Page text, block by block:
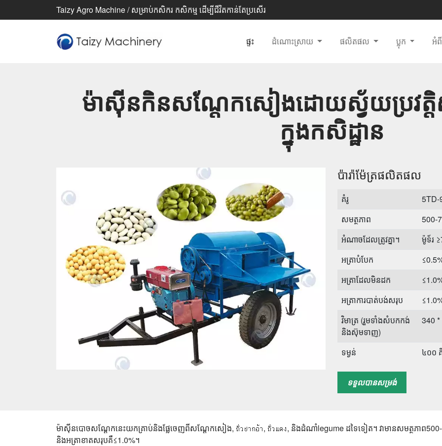
Taizy Agro Machine / សម្រាប់កសិករ កសិកម្ម ដើម្បីជីវិតកាន់តែប្រសើរ
ផ្ទះ ដំណោះស្រាយ ផលិតផល ប្លុក អំពី
ម៉ាស៊ីនកិនសណ្តែកសៀងដោយស្វ័យប្រវត្តិ
ក្នុងកសិដ្ឋាន
ប៉ារ៉ាម៉ែត្រផលិតផល
គំរូ
5TD-
សមត្ថភាព
500-
អំណាចដែលត្រូវគ្នា។
ម៉ូទ័រ
អត្រាបំបែក
អត្រាដែលមិនដក
អត្រាការបាត់បង់សរុប
វិមាត្រ (រួមទាំងសំបកកង់
និងស៊ុមទាញ)
340
ទម្ងន់
៤០០
កម្មវិធី
ទទួលបានសម្រង់
ម៉ាស៊ីន​បោច​សណ្តែក​នេះ​យក​គ្រាប់​និង​ផ្លែ​ចេញពី​សណ្តែកសៀង​, ถั่วปากอ้า​, ถั่วแดง​, និង​ដំណាំ​legume ដទៃទៀត​។ វា​មាន​សមត្ថភាព​
និង​អត្រា​ខាត​សរុប​គឺ​≤1.0%​។